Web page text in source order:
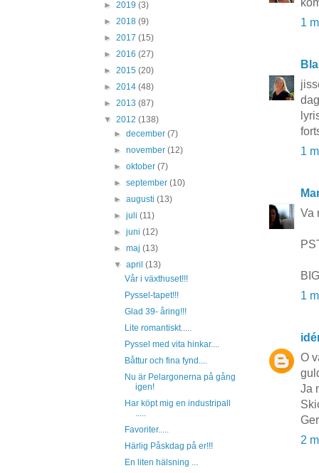
1
1
Va
1
O
Ja
2
► 2019 (3)
► 2018 (9)
► 2017 (15)
► 2016 (27)
► 2015 (20)
► 2014 (48)
► 2013 (87)
▼ 2012 (138)
►december(7)
►november(12)
►oktober(7)
►september(10)
►augusti(13)
►juli(11)
►juni(12)
►maj(13)
▼april(13)
Vår i växthuset!!!
Pyssel-tapet!!!
Glad 39- åring!!!
Lite romantiskt.....
Pyssel med vita hinkar....
Båttur och fina fynd....
Nu är Pelargonerna på gång
igen!
Har köpt mig en industripall
.....
Favoriter.....
Härlig Påskdag på er!!!
En liten hälsning ...